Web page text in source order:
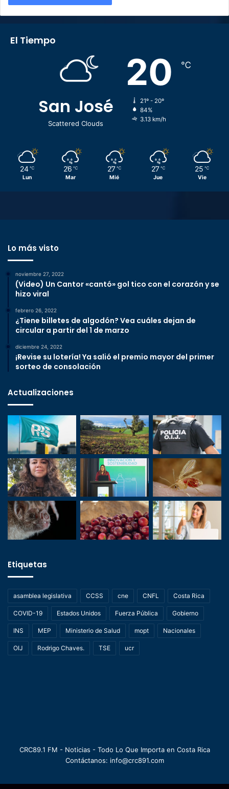
El Tiempo
San José
Scattered Clouds
20 ℃
21º - 20º
84%
3.13 km/h
24 ℃
Lun
26 ℃
Mar
27 ℃
Mié
27 ℃
Jue
25 ℃
Vie
Lo más visto
noviembre 27, 2022
(Video) Un Cantor «cantó» gol tico con el corazón y se
hizo viral
febrero 26, 2022
¿Tiene billetes de algodón? Vea cuáles dejan de
circular a partir del 1 de marzo
diciembre 24, 2022
¡Revise su lotería! Ya salió el premio mayor del primer
sorteo de consolación
Actualizaciones
Etiquetas
asamblea legislativa CCSS cne CNFL Costa Rica
COVID-19 Estados Unidos Fuerza Pública Gobierno
INS MEP Ministerio de Salud mopt Nacionales
OIJ Rodrigo Chaves. TSE ucr
CRC89.1 FM - Noticias - Todo Lo Que Importa en Costa Rica
Contáctanos: info@crc891.com